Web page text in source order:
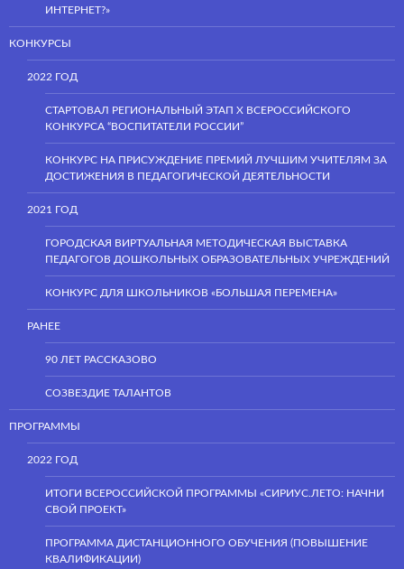
ИНТЕРНЕТ?»
КОНКУРСЫ
2022 ГОД
СТАРТОВАЛ РЕГИОНАЛЬНЫЙ ЭТАП Х ВСЕРОССИЙСКОГО
КОНКУРСА “ВОСПИТАТЕЛИ РОССИИ”
КОНКУРС НА ПРИСУЖДЕНИЕ ПРЕМИЙ ЛУЧШИМ УЧИТЕЛЯМ ЗА
ДОСТИЖЕНИЯ В ПЕДАГОГИЧЕСКОЙ ДЕЯТЕЛЬНОСТИ
2021 ГОД
ГОРОДСКАЯ ВИРТУАЛЬНАЯ МЕТОДИЧЕСКАЯ ВЫСТАВКА
ПЕДАГОГОВ ДОШКОЛЬНЫХ ОБРАЗОВАТЕЛЬНЫХ УЧРЕЖДЕНИЙ
КОНКУРС ДЛЯ ШКОЛЬНИКОВ «БОЛЬШАЯ ПЕРЕМЕНА»
РАНЕЕ
90 ЛЕТ РАССКАЗОВО
СОЗВЕЗДИЕ ТАЛАНТОВ
ПРОГРАММЫ
2022 ГОД
ИТОГИ ВСЕРОССИЙСКОЙ ПРОГРАММЫ «СИРИУС.ЛЕТО: НАЧНИ
СВОЙ ПРОЕКТ»
ПРОГРАММА ДИСТАНЦИОННОГО ОБУЧЕНИЯ (ПОВЫШЕНИЕ
КВАЛИФИКАЦИИ)